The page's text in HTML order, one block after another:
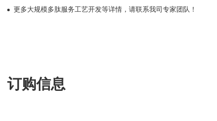
更多大规模多肽服务工艺开发等详情，请联系我司专家团队！
订购信息